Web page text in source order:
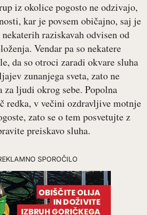
iz okolice pogosto ne odzivajo,
kar je povsem običajno, saj je
raziskavah odvisen od
Vendar pa so nekatere
da so otroci zaradi okvare sluha
zunanjega sveta, zato ne
za ljudi okrog sebe. Popolna
redka, v večini ozdravljive motnje
zato se o tem posvetujte z
preiskavo sluha.
SPOROČILO